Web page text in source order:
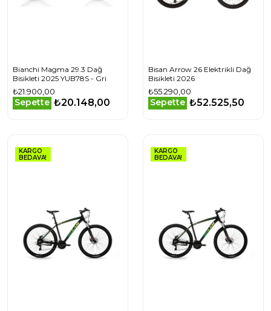
Bianchi Magma 29.3 Dağ
Bisikleti 2025 YUB78S - Gri
₺21.900,00
Sepette ₺20.148,00
Bisan Arrow 26 Elektrikli Dağ
Bisikleti 2026
₺55.290,00
Sepette ₺52.525,50
KARGO
BEDAVA!
KARGO
BEDAVA!